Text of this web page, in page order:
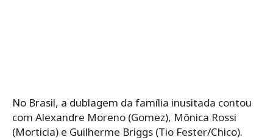
No Brasil, a dublagem da família inusitada contou
com Alexandre Moreno (Gomez), Mônica Rossi
(Morticia) e Guilherme Briggs (Tio Fester/Chico).